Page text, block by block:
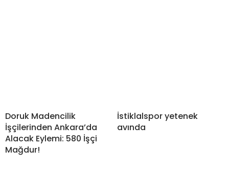
Doruk Madencilik
İşçilerinden Ankara’da
Alacak Eylemi: 580 İşçi
Mağdur!
İstiklalspor yetenek
avında